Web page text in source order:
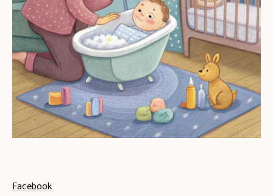
Facebook